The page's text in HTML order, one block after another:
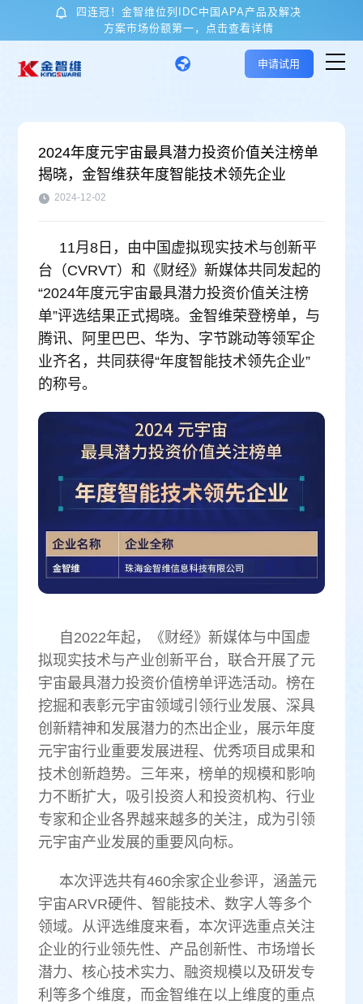
四连冠！金智维位列IDC中国APA产品及解决
方案市场份额第一，点击查看详情
核心技术与产品
客户案例
关于金智维
申请试用
2024年度元宇宙最具潜力投资价值关注榜单
揭晓，金智维获年度智能技术领先企业
2024-12-02
11月8日，由中国虚拟现实技术与创新平
台（CVRVT）和《财经》新媒体共同发起的
“2024年度元宇宙最具潜力投资价值关注榜
单”评选结果正式揭晓。金智维荣登榜单，与
腾讯、阿里巴巴、华为、字节跳动等领军企
业齐名，共同获得“年度智能技术领先企业”
的称号。
自2022年起，《财经》新媒体与中国虚
拟现实技术与产业创新平台，联合开展了元
宇宙最具潜力投资价值榜单评选活动。榜在
挖掘和表彰元宇宙领域引领行业发展、深具
创新精神和发展潜力的杰出企业，展示年度
元宇宙行业重要发展进程、优秀项目成果和
技术创新趋势。三年来，榜单的规模和影响
力不断扩大，吸引投资人和投资机构、行业
专家和企业各界越来越多的关注，成为引领
元宇宙产业发展的重要风向标。
本次评选共有460余家企业参评，涵盖元
宇宙ARVR硬件、智能技术、数字人等多个
领域。从评选维度来看，本次评选重点关注
企业的行业领先性、产品创新性、市场增长
潜力、核心技术实力、融资规模以及研发专
利等多个维度，而金智维在以上维度的重点